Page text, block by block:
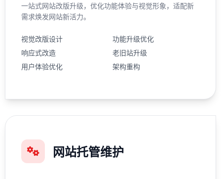
一站式网站改版升级，优化功能体验与视觉形象，适配新
需求焕发网站新活力。
视觉改版设计
功能升级优化
响应式改造
老旧站升级
用户体验优化
架构重构
网站托管维护